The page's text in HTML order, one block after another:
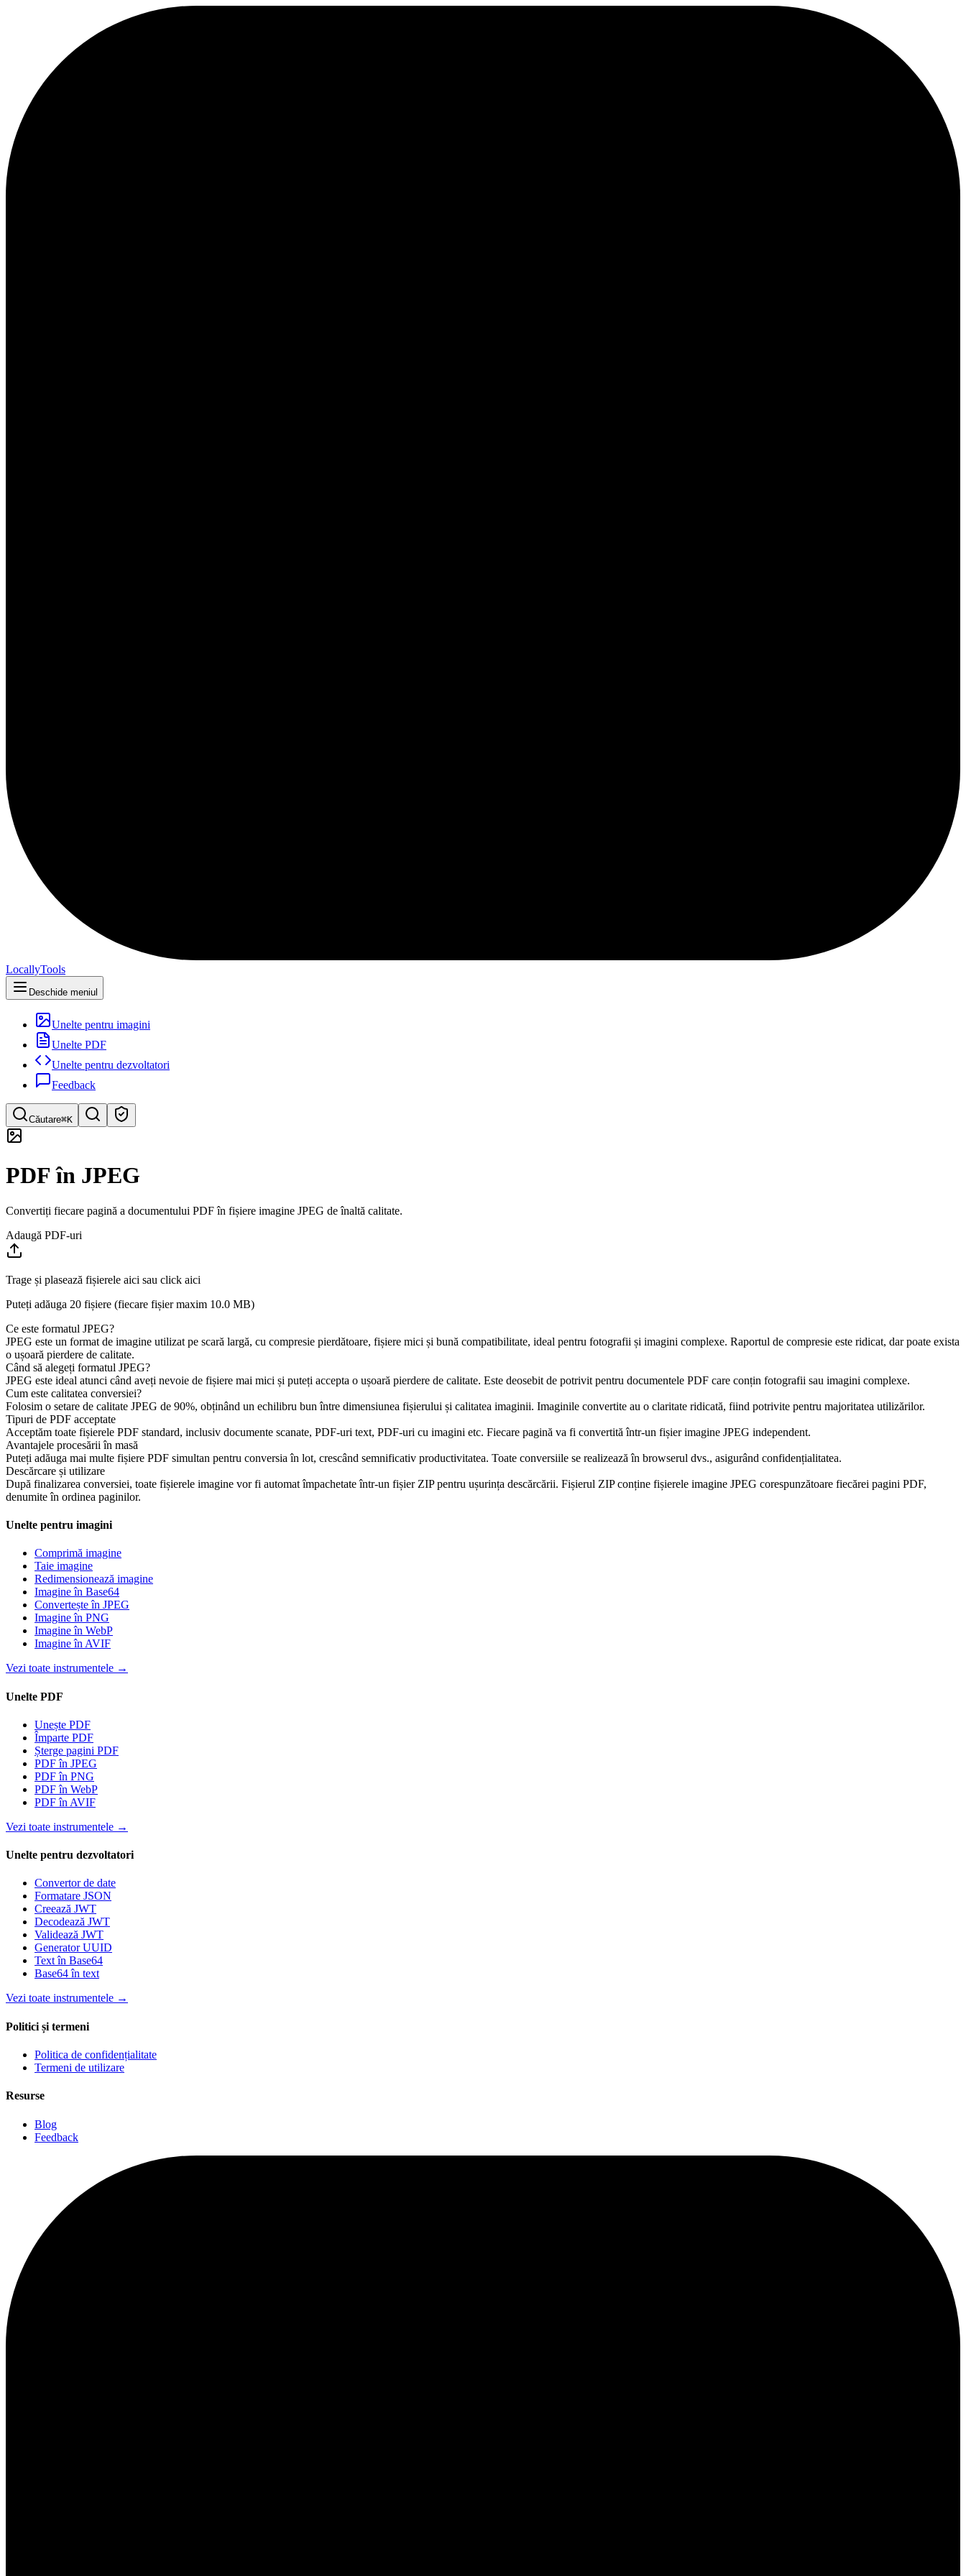
LocallyTools
Deschide meniul
Unelte pentru imagini
Unelte PDF
Unelte pentru dezvoltatori
Feedback
Căutare⌘K
Căutare rapidă a instrumentelor
PDF în JPEG
Convertiți fiecare pagină a documentului PDF în fișiere imagine JPEG de înaltă calitate.
Adaugă PDF-uri
Trage și plasează fișierele aici sau click aici
Puteți adăuga 20 fișiere (fiecare fișier maxim 10.0 MB)
Ce este formatul JPEG?
JPEG este un format de imagine utilizat pe scară largă, cu compresie pierdătoare, fișiere mici și bună compatibilitate, ideal pentru fotografii și imagini complexe. Raportul de compresie este ridicat, dar poate exista
o ușoară pierdere de calitate.
Când să alegeți formatul JPEG?
JPEG este ideal atunci când aveți nevoie de fișiere mai mici și puteți accepta o ușoară pierdere de calitate. Este deosebit de potrivit pentru documentele PDF care conțin fotografii sau imagini complexe.
Cum este calitatea conversiei?
Folosim o setare de calitate JPEG de 90%, obținând un echilibru bun între dimensiunea fișierului și calitatea imaginii. Imaginile convertite au o claritate ridicată, fiind potrivite pentru majoritatea utilizărilor.
Tipuri de PDF acceptate
Acceptăm toate fișierele PDF standard, inclusiv documente scanate, PDF-uri text, PDF-uri cu imagini etc. Fiecare pagină va fi convertită într-un fișier imagine JPEG independent.
Avantajele procesării în masă
Puteți adăuga mai multe fișiere PDF simultan pentru conversia în lot, crescând semnificativ productivitatea. Toate conversiile se realizează în browserul dvs., asigurând confidențialitatea.
Descărcare și utilizare
După finalizarea conversiei, toate fișierele imagine vor fi automat împachetate într-un fișier ZIP pentru ușurința descărcării. Fișierul ZIP conține fișierele imagine JPEG corespunzătoare fiecărei pagini PDF,
denumite în ordinea paginilor.
Unelte pentru imagini
Comprimă imagine
Taie imagine
Redimensionează imagine
Imagine în Base64
Convertește în JPEG
Imagine în PNG
Imagine în WebP
Imagine în AVIF
Vezi toate instrumentele →
Unelte PDF
Unește PDF
Împarte PDF
Șterge pagini PDF
PDF în JPEG
PDF în PNG
PDF în WebP
PDF în AVIF
Vezi toate instrumentele →
Unelte pentru dezvoltatori
Convertor de date
Formatare JSON
Creează JWT
Decodează JWT
Validează JWT
Generator UUID
Text în Base64
Base64 în text
Vezi toate instrumentele →
Politici și termeni
Politica de confidențialitate
Termeni de utilizare
Resurse
Blog
Feedback